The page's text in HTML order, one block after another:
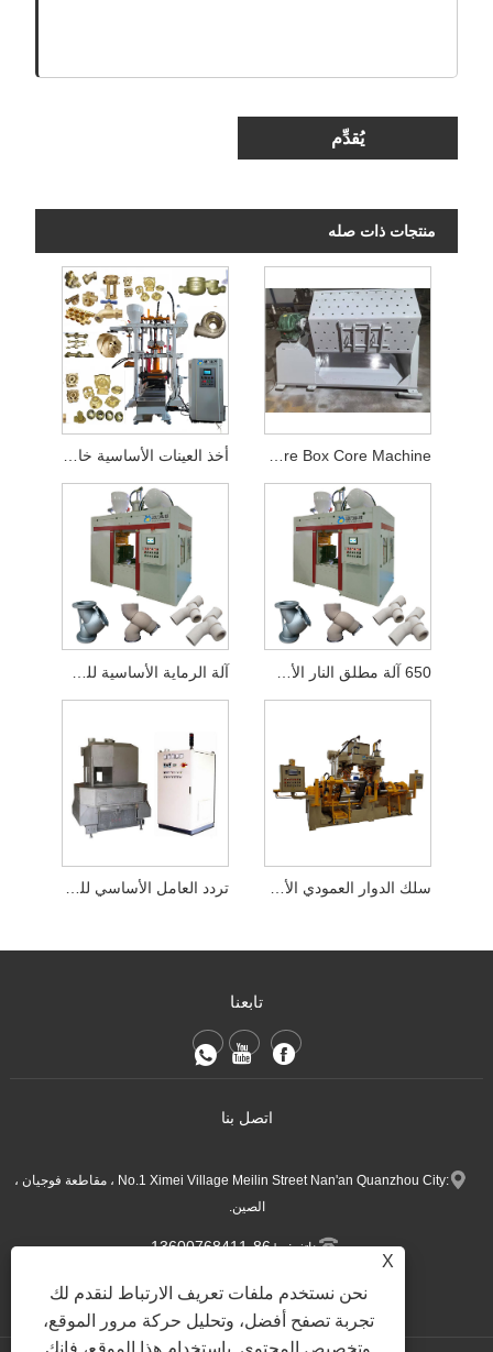
يُقدِّم
منتجات ذات صله
آلة الرماية الأساسية للصندوق البارد الأوتوماتيكية 650 آلة مطلق النار الأساسية
تردد العامل الأساسي للفرن الكهربائي النحاسي سلك الدوار العمودي الأوتوماتيكي الكامل
تابعنا
اتصل بنا
:No.1 Ximei Village Meilin Street Nan'an Quanzhou City ، مقاطعة فوجيان ،
الصين.
هاتف: +86-13600768411
Nina.h@yueli-tech.com
X
نحن نستخدم ملفات تعريف الارتباط لنقدم لك
تجربة تصفح أفضل، وتحليل حركة مرور الموقع،
وتخصيص المحتوى. باستخدام هذا الموقع، فإنك